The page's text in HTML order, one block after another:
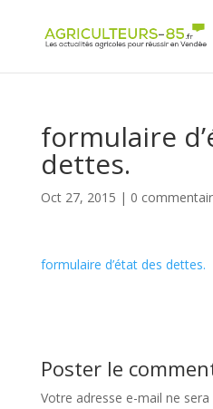
formulaire
dettes.
Oct 27, 2015 | 0
formulaire d’état des dettes.
Poster le
Votre adresse e-mail ne sera